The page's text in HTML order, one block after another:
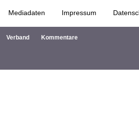
Mediadaten Impressum
Verband Kommentare